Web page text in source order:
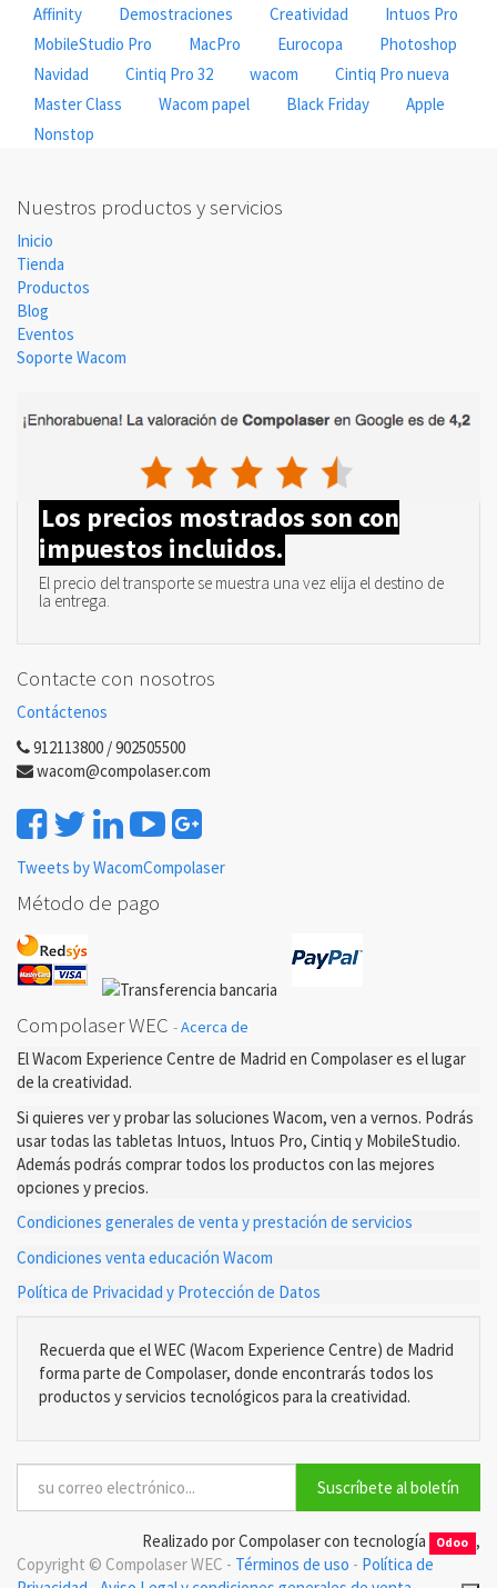
Affinity
Demostraciones Creatividad
Intuos Pro
MobileStudio Pro
MacPro Eurocopa
Photoshop
Navidad
Cintiq Pro 32 wacom
Cintiq Pro nueva
Master Class
Wacom papel Black Friday
Apple
Nonstop
Nuestros productos y servicios
Inicio
Tienda
Productos
Blog
Eventos
Soporte Wacom
Los precios mostrados son con
impuestos incluidos.
El precio del transporte se muestra una vez elija el destino de
la entrega.
Contacte con nosotros
Contáctenos
912113800 / 902505500
wacom@compolaser.com
Tweets by WacomCompolaser
Método de pago
Compolaser WEC -Acerca de
El Wacom Experience Centre de Madrid en Compolaser es el lugar
de la creatividad.
Si quieres ver y probar las soluciones Wacom, ven a vernos. Podrás
usar todas las tabletas Intuos, Intuos Pro, Cintiq y MobileStudio.
Además podrás comprar todos los productos con las mejores
opciones y precios.
Condiciones generales de venta y prestación de servicios
Condiciones venta educación Wacom
Política de Privacidad y Protección de Datos
Recuerda que el WEC (Wacom Experience Centre) de Madrid
forma parte de Compolaser, donde encontrarás todos los
productos y servicios tecnológicos para la creatividad.
Suscríbete al boletín
Realizado por Compolaser con tecnología Odoo ,
Copyright © Compolaser WEC - Términos de uso - Política de